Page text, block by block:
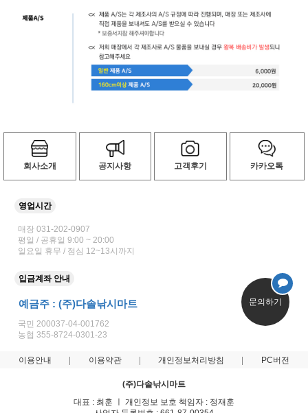
회사소개 공지사항 고객후기 카카오톡
영업시간
매장 031-202-0907
평일 / 공휴일 9:00 ~ 20:00
일요일 휴무 / 점심 12~13시까지
입금계좌 안내
예금주 : (주)다솔낚시마트
국민 200037-04-001762
농협 355-8724-0301-23
문의하기
이용안내 이용약관 개인정보처리방침 PC버전
(주)다솔낚시마트
대표 : 최훈 ㅣ 개인정보 보호 책임자 : 정재훈